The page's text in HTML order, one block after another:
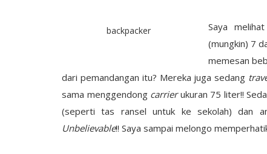
backpacker
Saya
(mungkin) 7
memesan
dari pemandangan itu? Mereka juga sedang
sama menggendong carrierukuran 75 liter!!
(seperti tas ransel untuk ke sekolah) dan
Unbelievable!! Saya sampai melongo